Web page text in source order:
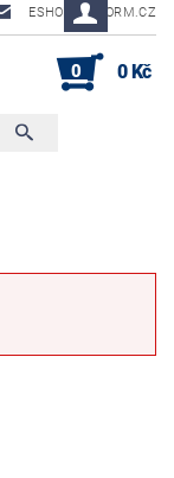
ESHOP@INFORM.CZ
0 0 Kč